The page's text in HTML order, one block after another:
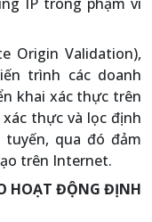
Origin Validation),
trình các doanh
khai xác thực trên
thực và lọc định
qua đó đảm
trên Internet.
HOẠT ĐỘNG ĐỊNH